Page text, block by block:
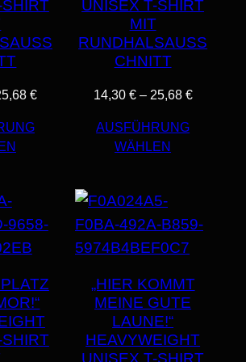
€PREISSPANNE:
UNISEX T-SHIRT
MIT
RUNDHALSAUSS
CHNITT
14,30 € – 25,68 €
AUSFÜHRUNG
WÄHLEN
„HIER KOMMT
MEINE GUTE
LAUNE!“
HEAVYWEIGHT